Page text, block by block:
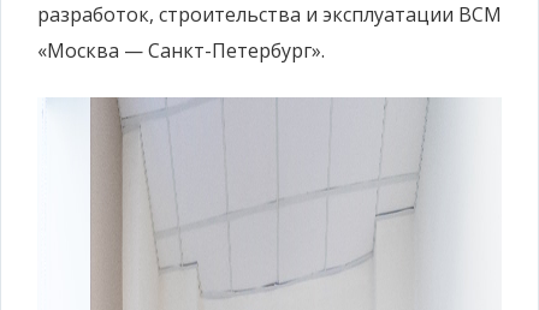
разработок, строительства и эксплуатации ВСМ
«Москва — Санкт-Петербург».